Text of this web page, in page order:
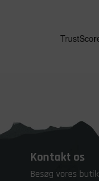
Kontakt os
Besøg vores